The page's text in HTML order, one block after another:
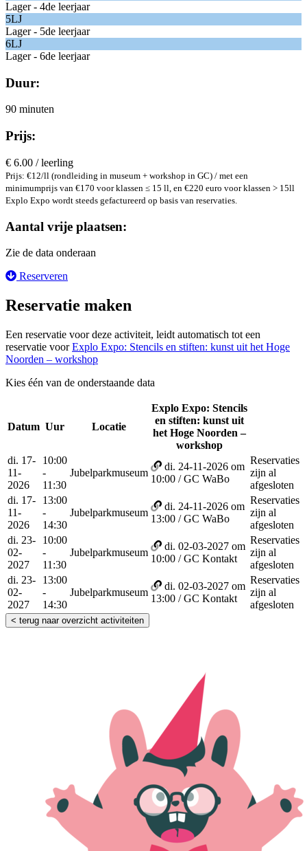
Lager - 4de leerjaar
5LJ
Lager - 5de leerjaar
6LJ
Lager - 6de leerjaar
Duur:
90 minuten
Prijs:
€ 6.00 / leerling
Prijs: €12/ll (rondleiding in museum + workshop in GC) / met een
minimumprijs van €170 voor klassen ≤ 15 ll, en €220 euro voor klassen > 15ll
Explo Expo wordt steeds gefactureerd op basis van reservaties.
Aantal vrije plaatsen:
Zie de data onderaan
Reserveren
Reservatie maken
Een reservatie voor deze activiteit, leidt automatisch tot een
reservatie voorExplo Expo: Stencils en stiften: kunst uit het Hoge
Noorden – workshop
Kies één van de onderstaande data
Datum Uur Locatie
Explo Expo: Stencils
en stiften: kunst uit
het Hoge Noorden –
workshop
di. 17-
11-
2026
10:00
-
11:30
Jubelparkmuseum
di. 24-11-2026 om
10:00 / GC WaBo
Reservaties
zijn al
afgesloten
di. 17-
11-
2026
13:00
-
14:30
Jubelparkmuseum
di. 24-11-2026 om
13:00 / GC WaBo
Reservaties
zijn al
afgesloten
di. 23-
02-
2027
10:00
-
11:30
Jubelparkmuseum
di. 02-03-2027 om
10:00 / GC Kontakt
Reservaties
zijn al
afgesloten
di. 23-
02-
2027
13:00
-
14:30
Jubelparkmuseum
di. 02-03-2027 om
13:00 / GC Kontakt
Reservaties
zijn al
afgesloten
< terug naar overzicht activiteiten